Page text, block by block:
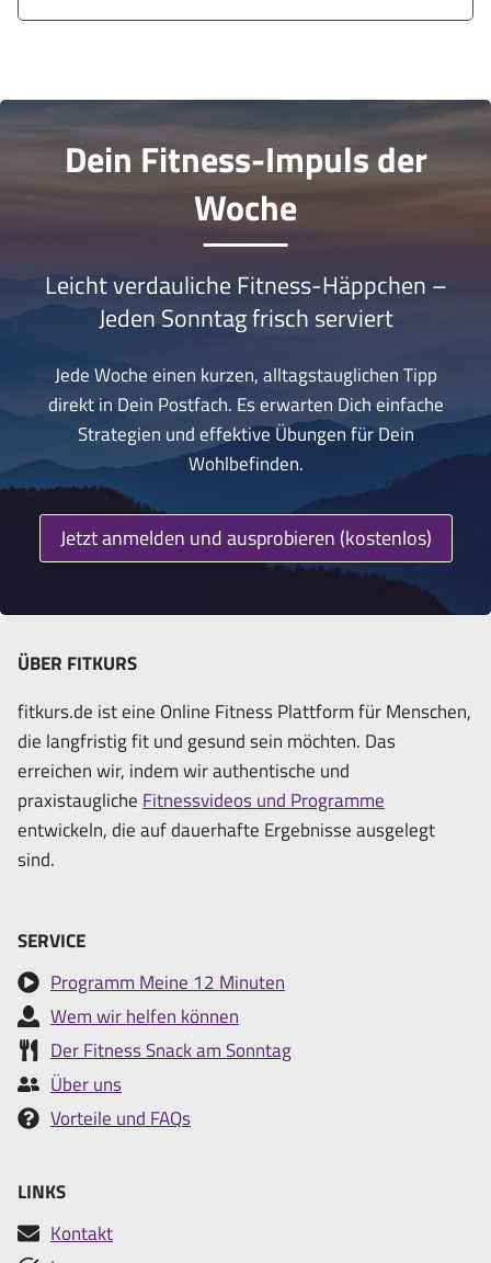
Dein Fitness-Impuls der
Woche
Leicht verdauliche Fitness-Häppchen –
Jeden Sonntag frisch serviert
Jede Woche einen kurzen, alltagstauglichen Tipp
direkt in Dein Postfach. Es erwarten Dich einfache
Strategien und effektive Übungen für Dein
Wohlbefinden.
Jetzt anmelden und ausprobieren (kostenlos)
ÜBER FITKURS
fitkurs.de ist eine Online Fitness Plattform für Menschen,
die langfristig fit und gesund sein möchten. Das
erreichen wir, indem wir authentische und
praxistaugliche Fitnessvideos und Programme
entwickeln, die auf dauerhafte Ergebnisse ausgelegt
sind.
SERVICE
Programm Meine 12 Minuten
Wem wir helfen können
Der Fitness Snack am Sonntag
Über uns
Vorteile und FAQs
LINKS
Kontakt